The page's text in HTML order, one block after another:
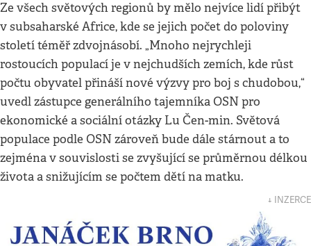
Ze všech světových regionů by mělo nejvíce lidí přibýt
v subsaharské Africe, kde se jejich počet do poloviny
století téměř zdvojnásobí. „Mnoho nejrychleji
rostoucích populací je v nejchudších zemích, kde růst
počtu obyvatel přináší nové výzvy pro boj s chudobou,“
uvedl zástupce generálního tajemníka OSN pro
ekonomické a sociální otázky Lu Čen-min. Světová
populace podle OSN zároveň bude dále stárnout a to
zejména v souvislosti se zvyšující se průměrnou délkou
života a snižujícím se počtem dětí na matku.
↓ INZERCE